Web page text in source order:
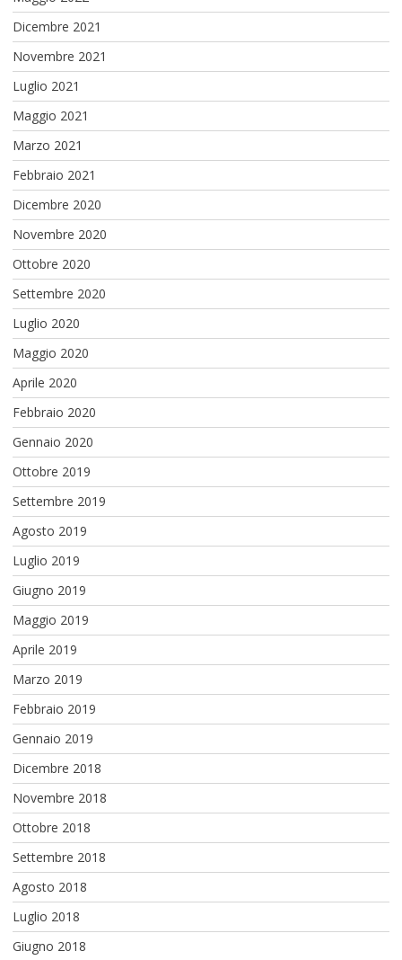
Dicembre 2021
Novembre 2021
Luglio 2021
Maggio 2021
Marzo 2021
Febbraio 2021
Dicembre 2020
Novembre 2020
Ottobre 2020
Settembre 2020
Luglio 2020
Maggio 2020
Aprile 2020
Febbraio 2020
Gennaio 2020
Ottobre 2019
Settembre 2019
Agosto 2019
Luglio 2019
Giugno 2019
Maggio 2019
Aprile 2019
Marzo 2019
Febbraio 2019
Gennaio 2019
Dicembre 2018
Novembre 2018
Ottobre 2018
Settembre 2018
Agosto 2018
Luglio 2018
Giugno 2018